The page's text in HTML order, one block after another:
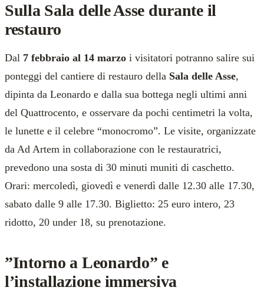
Sulla Sala delle Asse durante il
restauro
Dal 7 febbraio al 14 marzo i visitatori potranno salire sui
ponteggi del cantiere di restauro della Sala delle Asse,
dipinta da Leonardo e dalla sua bottega negli ultimi anni
del Quattrocento, e osservare da pochi centimetri la volta,
le lunette e il celebre “monocromo”. Le visite, organizzate
da Ad Artem in collaborazione con le restauratrici,
prevedono una sosta di 30 minuti muniti di caschetto.
Orari: mercoledì, giovedì e venerdì dalle 12.30 alle 17.30,
sabato dalle 9 alle 17.30. Biglietto: 25 euro intero, 23
ridotto, 20 under 18, su prenotazione.
”Intorno a Leonardo” e
l’installazione immersiva